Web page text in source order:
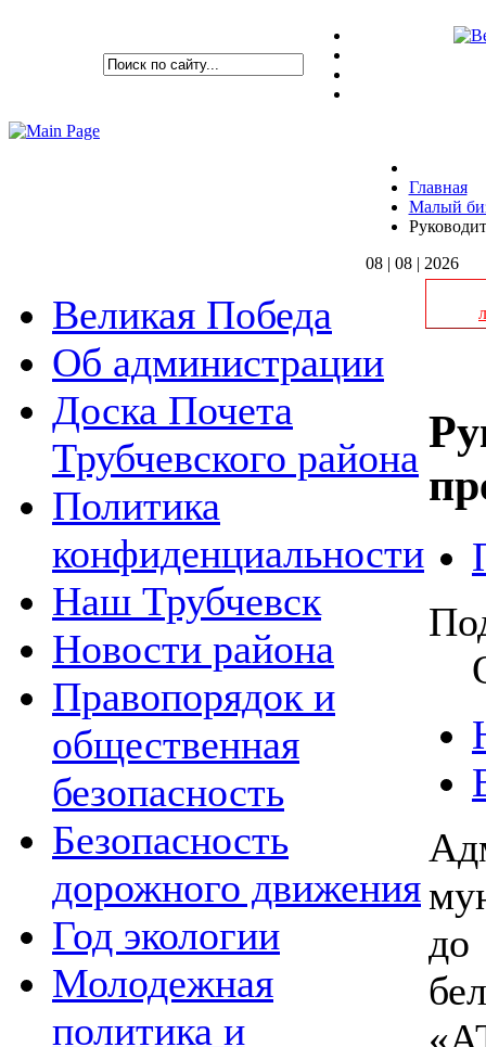
Главная
Малый
08 | 08 | 2026
Великая Победа
Об администрации
Доска Почета
Трубчевского района
Политика
конфиденциальности
Наш Трубчевск
Новости района
Правопорядок и
общественная
безопасность
Безопасность
дорожного движения
Год экологии
Молодежная
политика и